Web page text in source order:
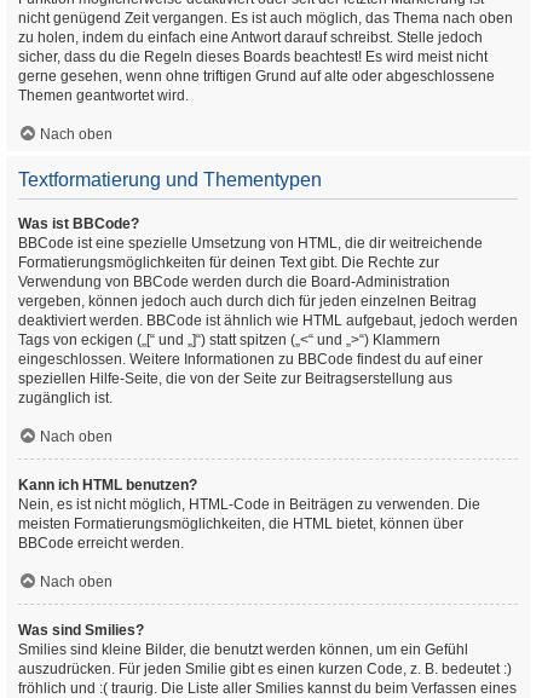
nicht genügend Zeit vergangen. Es ist auch möglich, das Thema nach oben
zu holen, indem du einfach eine Antwort darauf schreibst. Stelle jedoch
sicher, dass du die Regeln dieses Boards beachtest! Es wird meist nicht
gerne gesehen, wenn ohne triftigen Grund auf alte oder abgeschlossene
Themen geantwortet wird.
Nach oben
Textformatierung und Thementypen
Was ist BBCode?
BBCode ist eine spezielle Umsetzung von HTML, die dir weitreichende
Formatierungsmöglichkeiten für deinen Text gibt. Die Rechte zur
Verwendung von BBCode werden durch die Board-Administration
vergeben, können jedoch auch durch dich für jeden einzelnen Beitrag
deaktiviert werden. BBCode ist ähnlich wie HTML aufgebaut, jedoch werden
Tags von eckigen („[“ und „]“) statt spitzen („<“ und „>“) Klammern
eingeschlossen. Weitere Informationen zu BBCode findest du auf einer
speziellen Hilfe-Seite, die von der Seite zur Beitragserstellung aus
zugänglich ist.
Nach oben
Kann ich HTML benutzen?
Nein, es ist nicht möglich, HTML-Code in Beiträgen zu verwenden. Die
meisten Formatierungsmöglichkeiten, die HTML bietet, können über
BBCode erreicht werden.
Nach oben
Was sind Smilies?
Smilies sind kleine Bilder, die benutzt werden können, um ein Gefühl
auszudrücken. Für jeden Smilie gibt es einen kurzen Code, z. B. bedeutet :)
fröhlich und :( traurig. Die Liste aller Smilies kannst du beim Verfassen eines